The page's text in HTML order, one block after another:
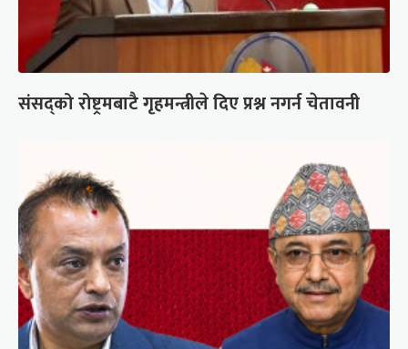
संसद्को रोष्ट्रमबाटै गृहमन्त्रीले दिए प्रश्न नगर्न चेतावनी